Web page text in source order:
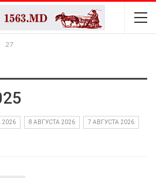
27
2026 8 АВГУСТА 2026 7 АВГУСТА 2026